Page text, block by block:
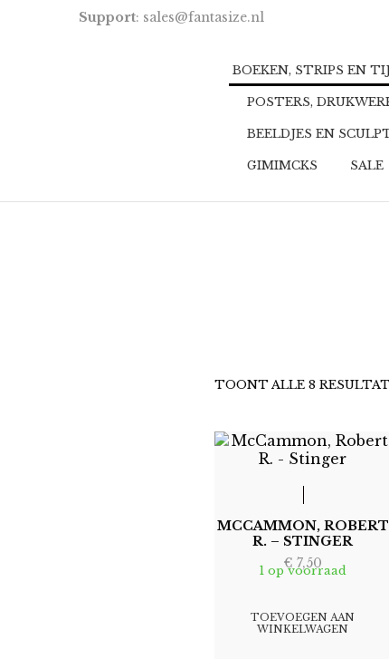
Support: sales@fantasize.nl
BOEKEN, STRIPS EN
POSTERS,
BEELDJES EN
GIMIMCKS SALE
TOONT ALLE 8
MCCAMMON, ROBERT
R. – STINGER
€ 7,50
1 op voorraad
TOEVOEGEN AAN
WINKELWAGEN